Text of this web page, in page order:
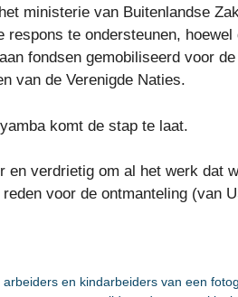
ministerie van Buitenlandse
respons te ondersteunen,
fondsen gemobiliseerd voor
van de Verenigde Naties.
komt de stap te laat.
en verdrietig om al het werk dat
voor de ontmanteling (van
en kindarbeiders van een